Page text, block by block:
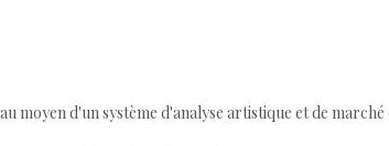
moyen d'un système d'analyse artistique et de